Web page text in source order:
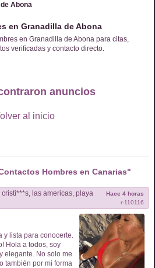
Abona
en Granadilla de Abona
en Granadilla de Abona para citas,
verificadas y contacto directo.
anuncios
al inicio
Hombres en Canarias"
cristi***s, las americas, playa
r-110116
Hace 4 horas
y lista para conocerte.
Hola a todos, soy
elegante. No solo me
también por mi forma